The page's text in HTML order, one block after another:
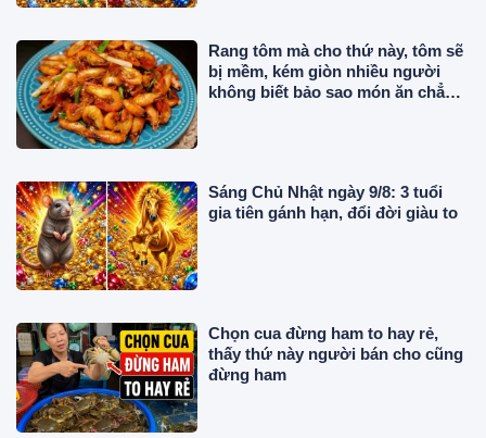
Rang tôm mà cho thứ này, tôm sẽ
bị mềm, kém giòn nhiều người
không biết bảo sao món ăn chẳng
Sáng Chủ Nhật ngày 9/8: 3 tuổi
gia tiên gánh hạn, đổi đời giàu to
Chọn cua đừng ham to hay rẻ,
thấy thứ này người bán cho cũng
đừng ham